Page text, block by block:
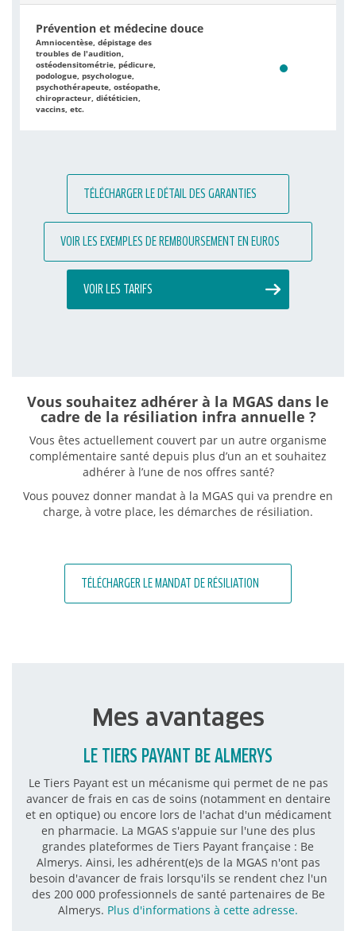
Prévention et médecine douce
Amniocentèse, dépistage des
troubles de l'audition,
ostéodensitométrie, pédicure,
podologue, psychologue,
psychothérapeute, ostéopathe,
chiropracteur, diététicien,
vaccins, etc.
TÉLÉCHARGER LE DÉTAIL DES GARANTIES
VOIR LES EXEMPLES DE REMBOURSEMENT EN EUROS
VOIR LES TARIFS
Vous souhaitez adhérer à la MGAS dans le
cadre de la résiliation infra annuelle ?
Vous êtes actuellement couvert par un autre organisme
complémentaire santé depuis plus d’un an et souhaitez
adhérer à l’une de nos offres santé?
Vous pouvez donner mandat à la MGAS qui va prendre en
charge, à votre place, les démarches de résiliation.
TÉLÉCHARGER LE MANDAT DE RÉSILIATION
Mes avantages
LE TIERS PAYANT BE ALMERYS
Le Tiers Payant est un mécanisme qui permet de ne pas
avancer de frais en cas de soins (notamment en dentaire
et en optique) ou encore lors de l'achat d'un médicament
en pharmacie. La MGAS s'appuie sur l'une des plus
grandes plateformes de Tiers Payant française : Be
Almerys. Ainsi, les adhérent(e)s de la MGAS n'ont pas
besoin d'avancer de frais lorsqu'ils se rendent chez l'un
des 200 000 professionnels de santé partenaires de Be
Almerys. Plus d'informations à cette adresse.